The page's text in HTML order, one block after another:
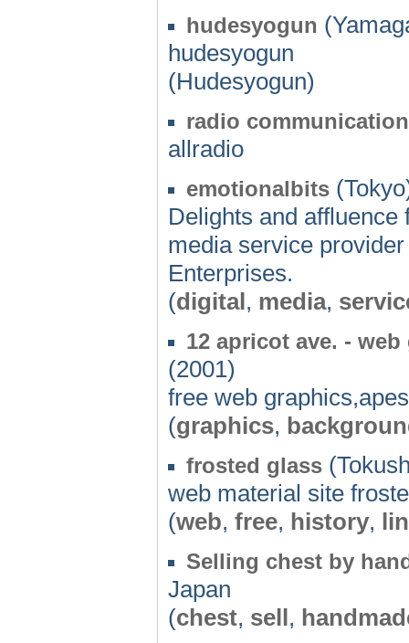
hudesyogun
hudesyogun
(Hudesyogun)
radio
allradio
emotionalbits
Delights and
media service
Enterprises.
(digital, media,
12 apricot ave. -
(2001)
free web
(graphics,
frosted glass
web material site
(web, free, history,
Selling chest by
Japan
(chest, sell,